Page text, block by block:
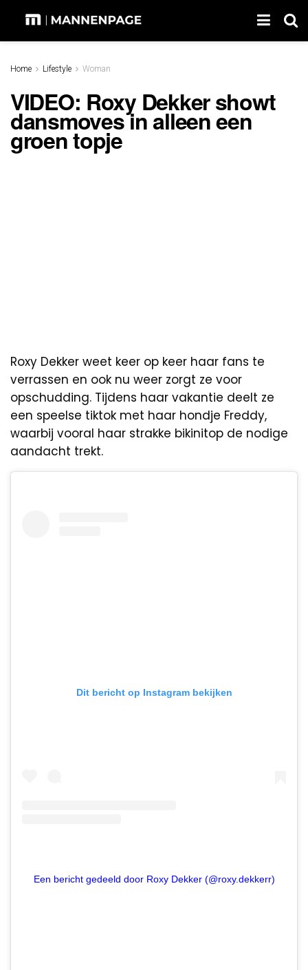
Home Lifestyle Woman
VIDEO: Roxy Dekker showt
dansmoves in alleen een
groen topje
Roxy Dekker weet keer op keer haar fans te
verrassen en ook nu weer zorgt ze voor
opschudding. Tijdens haar vakantie deelt ze
een speelse tiktok met haar hondje Freddy,
waarbij vooral haar strakke bikinitop de nodige
aandacht trekt.
Dit bericht op Instagram bekijken
Een bericht gedeeld door Roxy Dekker (@roxy.dekkerr)